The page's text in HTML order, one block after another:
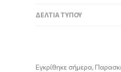
ΔΕΛΤΊΑ ΤΎΠΟΥ
Εγκρίθηκε σήμερα,